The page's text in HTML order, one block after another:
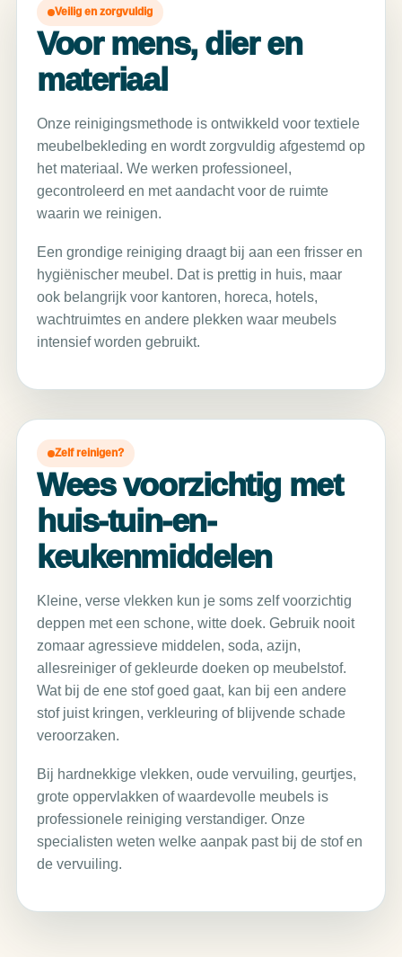
Veilig en zorgvuldig
Voor mens, dier en
materiaal
Onze reinigingsmethode is ontwikkeld voor textiele
meubelbekleding en wordt zorgvuldig afgestemd op
het materiaal. We werken professioneel,
gecontroleerd en met aandacht voor de ruimte
waarin we reinigen.
Een grondige reiniging draagt bij aan een frisser en
hygiënischer meubel. Dat is prettig in huis, maar
ook belangrijk voor kantoren, horeca, hotels,
wachtruimtes en andere plekken waar meubels
intensief worden gebruikt.
Zelf reinigen?
Wees voorzichtig met
huis-tuin-en-
keukenmiddelen
Kleine, verse vlekken kun je soms zelf voorzichtig
deppen met een schone, witte doek. Gebruik nooit
zomaar agressieve middelen, soda, azijn,
allesreiniger of gekleurde doeken op meubelstof.
Wat bij de ene stof goed gaat, kan bij een andere
stof juist kringen, verkleuring of blijvende schade
veroorzaken.
Bij hardnekkige vlekken, oude vervuiling, geurtjes,
grote oppervlakken of waardevolle meubels is
professionele reiniging verstandiger. Onze
specialisten weten welke aanpak past bij de stof en
de vervuiling.